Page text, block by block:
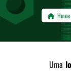
Home
Uma